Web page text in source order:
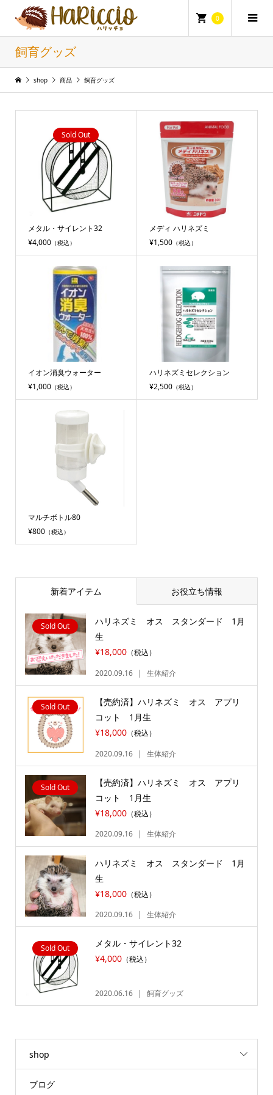
0
飼育グッズ
shop 商品 飼育グッズ
Sold Out
メタル・サイレント32
¥4,000（税込）
メディ ハリネズミ
¥1,500（税込）
イオン消臭ウォーター
¥1,000（税込）
ハリネズミセレクション
¥2,500（税込）
マルチボトル80
¥800（税込）
新着アイテム お役立ち情報
Sold Out
ハリネズミ オス スタンダード 1月
生
¥18,000（税込）
2020.09.16
生体紹介
Sold Out
【売約済】ハリネズミ オス アプリ
コット 1月生
¥18,000（税込）
2020.09.16
生体紹介
Sold Out
【売約済】ハリネズミ オス アプリ
コット 1月生
¥18,000（税込）
2020.09.16
生体紹介
ハリネズミ オス スタンダード 1月
生
¥18,000（税込）
2020.09.16
生体紹介
Sold Out
メタル・サイレント32
¥4,000（税込）
2020.06.16 飼育グッズ
shop
ブログ